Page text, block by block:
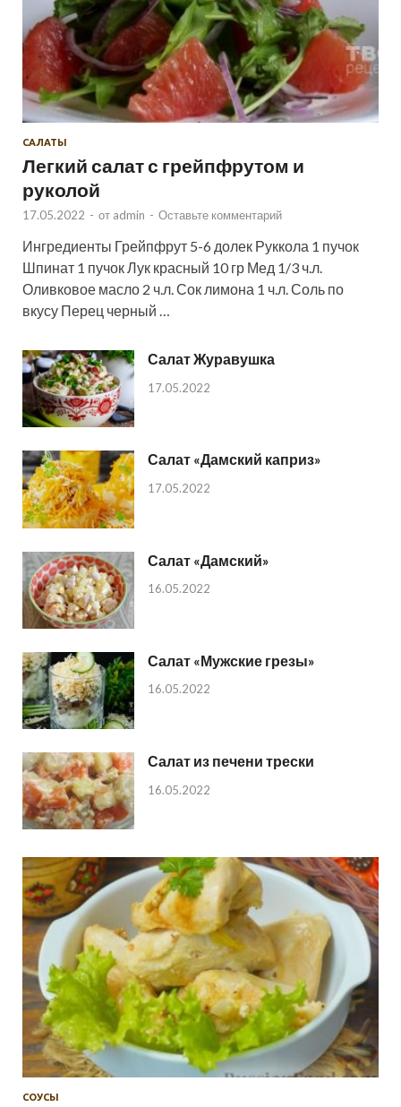
САЛАТЫ
Легкий салат с грейпфрутом и
руколой
17.05.2022 - от admin - Оставьте комментарий
Ингредиенты Грейпфрут 5-6 долек Руккола 1 пучок
Шпинат 1 пучок Лук красный 10 гр Мед 1/3 ч.л.
Оливковое масло 2 ч.л. Сок лимона 1 ч.л. Соль по
вкусу Перец черный …
Салат Журавушка
17.05.2022
Салат «Дамский каприз»
17.05.2022
Салат «Дамский»
16.05.2022
Салат «Мужские грезы»
16.05.2022
Салат из печени трески
16.05.2022
СОУСЫ